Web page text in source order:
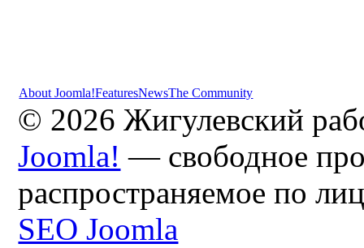
About Joomla!FeaturesNewsThe Community
© 2026 Жигулевский
Joomla! — свободное
распространяемое по
SEO Joomla